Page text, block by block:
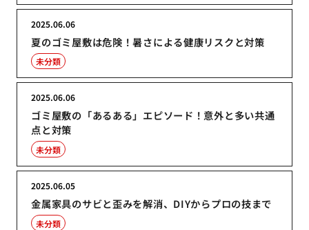
夏のゴミ屋敷は危険！暑さによる健康リスクと対策
2025.06.06
未分類
ゴミ屋敷の「あるある」エピソード！意外と多い共通
点と対策
2025.06.06
未分類
金属家具のサビと歪みを解消、DIYからプロの技まで
2025.06.05
未分類